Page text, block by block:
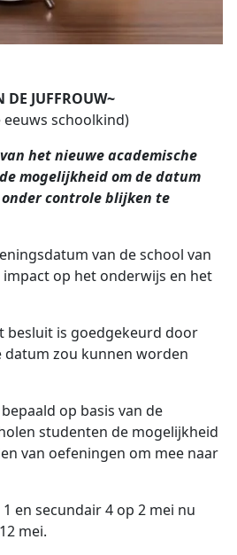
DE JUFFROUW~
schoolkind)
het nieuwe academische
mogelijkheid om de datum
controle blijken te
van de school van
op het onderwijs en het
besluit is goedgekeurd door
datum zou kunnen worden
op basis van de
studenten de mogelijkheid
van oefeningen om mee naar
en secundair 4 op 2 mei nu
mei.